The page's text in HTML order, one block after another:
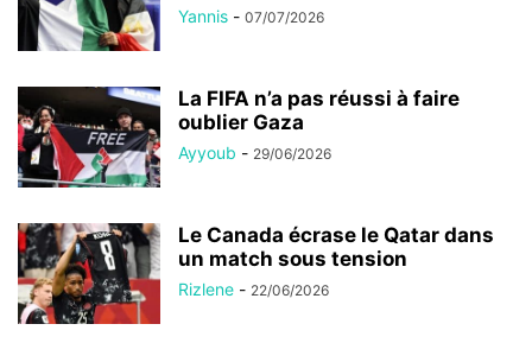
Yannis - 07/07/2026
La FIFA n’a pas réussi à faire
oublier Gaza
Ayyoub - 29/06/2026
Le Canada écrase le Qatar dans
un match sous tension
Rizlene - 22/06/2026